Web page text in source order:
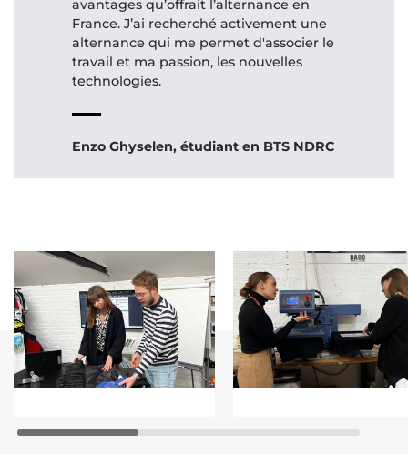
avantages qu’offrait l’alternance en
France. J’ai recherché activement une
alternance qui me permet d'associer le
travail et ma passion, les nouvelles
technologies.
Enzo Ghyselen, étudiant en BTS NDRC